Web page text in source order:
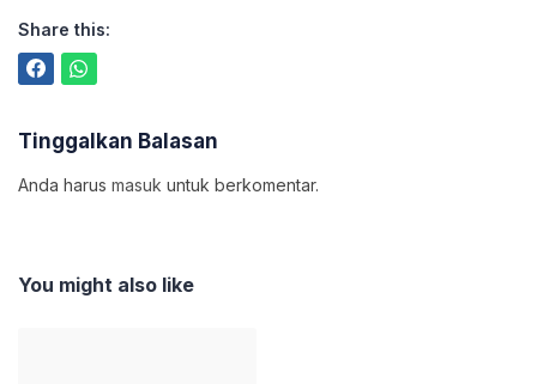
Share this:
Tinggalkan Balasan
Anda harus masuk untuk berkomentar.
You might also like